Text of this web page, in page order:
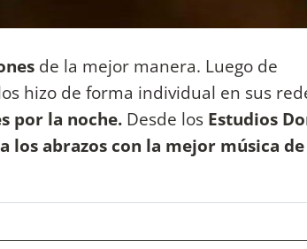
de la mejor manera. Luego de
hizo de forma individual en sus
por la noche. Desde los Estudios
los abrazos con la mejor música